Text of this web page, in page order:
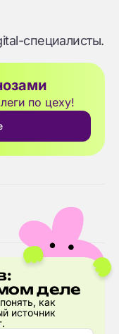
специалисты.
по цеху!
деле
как
источник